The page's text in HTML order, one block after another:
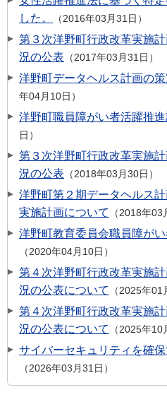
した。
2016年03月31日
第３次洋野町行政改革実施
況の公表
2017年03月31日
洋野町データヘルス計画の
年04月10日
洋野町職員障がい者活躍推
日
第３次洋野町行政改革実施
況の公表
2018年03月30日
洋野町第２期データヘルス
実施計画について
2018年03
洋野町教育委員会職員障が
2020年04月10日
第４次洋野町行政改革実施
況の公表について
2025年01
第４次洋野町行政改革実施
況の公表について
2025年10
サイバーセキュリティを確
2026年03月31日